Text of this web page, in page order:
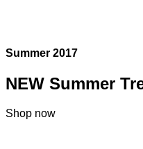
Summer 2017
NEW Summer
Shop now